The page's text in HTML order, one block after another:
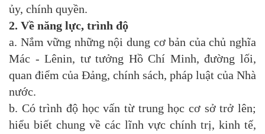
ủy, chính quyền.
2. Về năng lực, trình độ
a. Nắm vững những nội dung cơ bản của chủ nghĩa
Mác - Lênin, tư tưởng Hồ Chí Minh, đường lối,
quan điểm của Đảng, chính sách, pháp luật của Nhà
nước.
b. Có trình độ học vấn từ trung học cơ sở trở lên;
hiểu biết chung về các lĩnh vực chính trị, kinh tế,